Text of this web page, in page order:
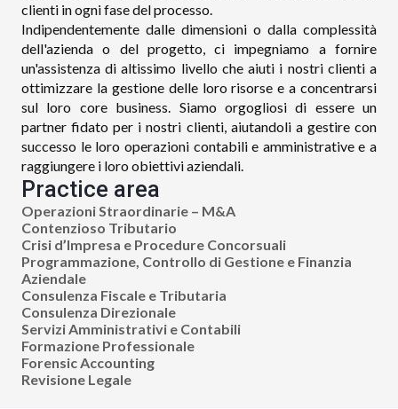
Practice area
Operazioni Straordinarie – M&A
Contenzioso Tributario
Crisi d’Impresa e Procedure Concorsuali
Programmazione, Controllo di Gestione e Finanzia
Aziendale
Consulenza Fiscale e Tributaria
Consulenza Direzionale
Servizi Amministrativi e Contabili
Formazione Professionale
Forensic Accounting
Revisione Legale
clienti in ogni fase del processo.
Indipendentemente dalle dimensioni o dalla complessità
dell'azienda o del progetto, ci impegniamo a fornire
un'assistenza di altissimo livello che aiuti i nostri clienti a
ottimizzare la gestione delle loro risorse e a concentrarsi
sul loro core business. Siamo orgogliosi di essere un
partner fidato per i nostri clienti, aiutandoli a gestire con
successo le loro operazioni contabili e amministrative e a
raggiungere i loro obiettivi aziendali.